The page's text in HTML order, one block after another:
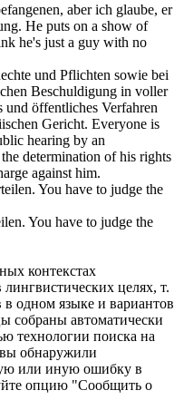
aber ich glaube, er
He puts on a show of
he's just a guy with no
und Pflichten sowie bei
Beschuldigung in voller
und öffentliches Verfahren
Gericht. Everyone is
hearing by an
determination of his rights
against him.
You have to judge the
You have to judge the
контекстах
целях, т.
в одном языке и вариантов
собраны автоматически
технологии поиска на
обнаружили
или иную ошибку в
опцию "Сообщить о